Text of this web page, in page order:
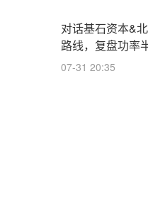
对话基石资本&
路线，复盘功率
07-31 20:35